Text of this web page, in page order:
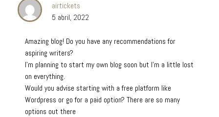
airtickets
5 abril, 2022
Amazing blog! Do you have any recommendations for
aspiring writers?
I’m planning to start my own blog soon but I’m a little lost
on everything.
Would you advise starting with a free platform like
Wordpress or go for a paid option? There are so many
options out there